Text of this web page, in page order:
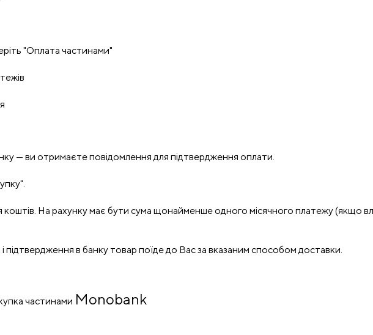
"Оплата частинами"
— ви отримаєте повідомлення для підтвердження оплати.
коштів. На рахунку має бути сума щонайменше одного місячного платежу (якщо
підтвердження в банку товар поїде до Вас за вказаним способом доставки.
частинами Monobank